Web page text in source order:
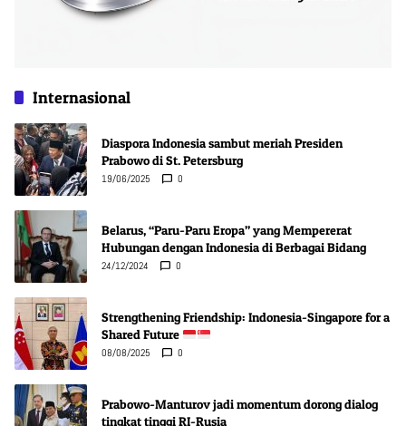
Internasional
Diaspora Indonesia sambut meriah Presiden
Prabowo di St. Petersburg
19/06/2025 0
Belarus, “Paru-Paru Eropa” yang Mempererat
Hubungan dengan Indonesia di Berbagai Bidang
24/12/2024 0
Strengthening Friendship: Indonesia-Singapore for a
Shared Future
08/08/2025 0
Prabowo-Manturov jadi momentum dorong dialog
tingkat tinggi RI-Rusia